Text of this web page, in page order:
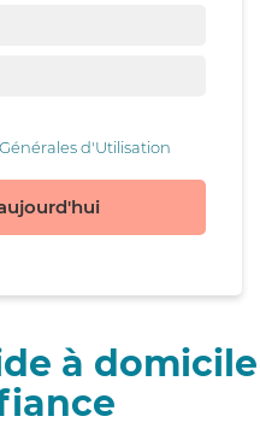
d'Utilisation
à domicile